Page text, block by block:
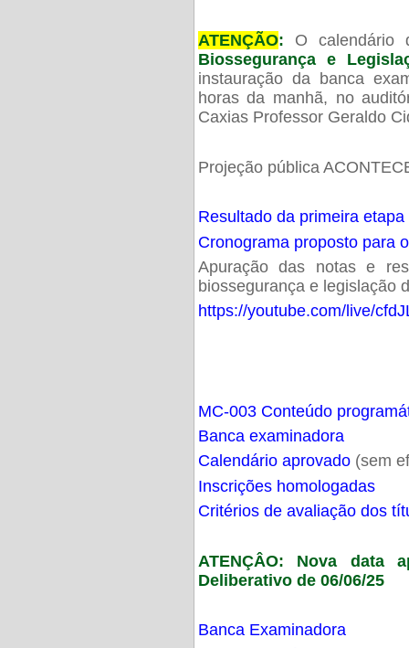
ATENÇÃO: O calendário
Biossegurança e
instauração da banca
horas da manhã, no
Caxias Professor Geraldo
Projeção pública
Resultado da primeira
Cronograma proposto para
Apuração das notas e
biossegurança e legislação
https://youtube.com/live/
MC-003 Conteúdo
Banca examinadora
Calendário aprovado(sem
Inscrições homologadas
Critérios de avaliação dos
ATENÇÂO: Nova data
Deliberativo de 06/06/25
Banca Examinadora